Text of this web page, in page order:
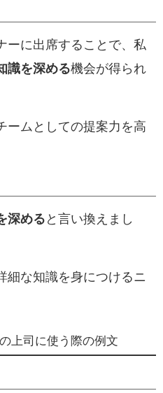
ーに出席することで、私
識を深める機会が得られ
ームとしての提案力を高
深める と言い換えまし
細な知識を身につけるニ
上司に使う際の例文